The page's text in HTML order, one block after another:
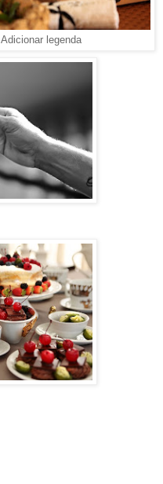
Adicionar legenda